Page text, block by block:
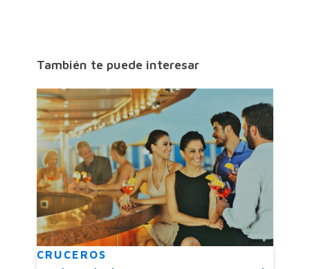
También te puede interesar
CRUCEROS